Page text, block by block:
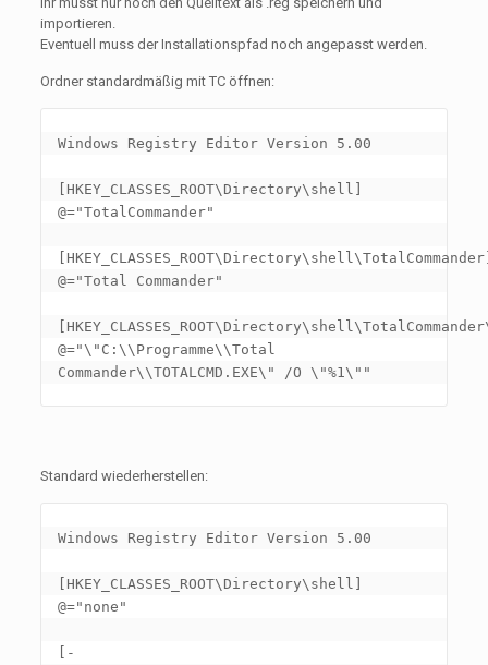
importieren.
Eventuell muss der Installationspfad noch angepasst werden.
Ordner standardmäßig mit TC öffnen:
Windows Registry Editor Version 5.00
[HKEY_CLASSES_ROOT\Directory\shell]
@="TotalCommander"
@="Total Commander"
@="\"C:\\Programme\\Total
Standard wiederherstellen:
Windows Registry Editor Version 5.00
[HKEY_CLASSES_ROOT\Directory\shell]
@="none"
[-